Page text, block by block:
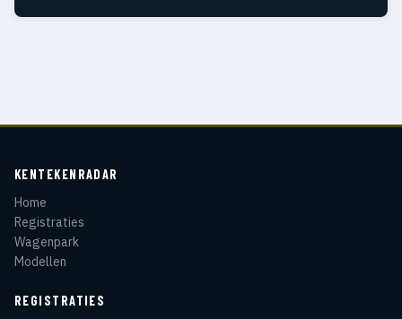
KENTEKENRADAR
Home
Registraties
Wagenpark
Modellen
REGISTRATIES